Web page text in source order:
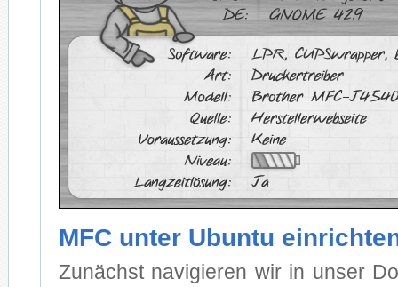
MFC unter Ubuntu
Zu­nächst na­vi­gie­ren wir in un­ser